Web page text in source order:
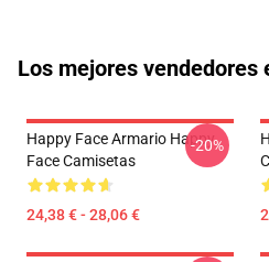
Los mejores vendedores
Happy Face Armario Happy
Face Camisetas
24,38 € - 28,06 €
-20%